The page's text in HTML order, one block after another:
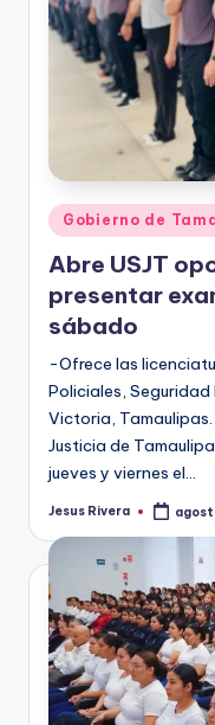
s
Publicado
en
Gobierno de
Abre USJT
presentar
sábado
-Ofrece las
Policiales,
Victoria,
Justicia de
jueves y viernes el…
Publicado
Jesus Rivera